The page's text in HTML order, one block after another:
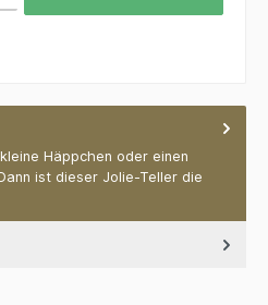
Häppchen oder einen
ist dieser Jolie-Teller die